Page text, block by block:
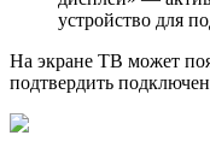
устройство для
На экране ТВ может
подтвердить